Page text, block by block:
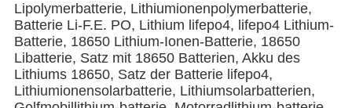
Lipolymerbatterie, Lithiumionenpolymerbatterie,
Batterie Li-F.E. PO, Lithium lifepo4, lifepo4 Lithium-
Batterie, 18650 Lithium-Ionen-Batterie, 18650
Libatterie, Satz mit 18650 Batterien, Akku des
Lithiums 18650, Satz der Batterie lifepo4,
Lithiumionensolarbatterie, Lithiumsolarbatterien,